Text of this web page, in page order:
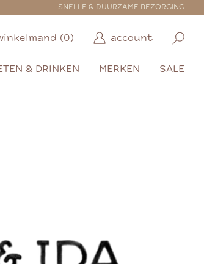
SNELLE & DUURZAME BEZORGING
(0) account
& DRINKEN MERKEN SALE